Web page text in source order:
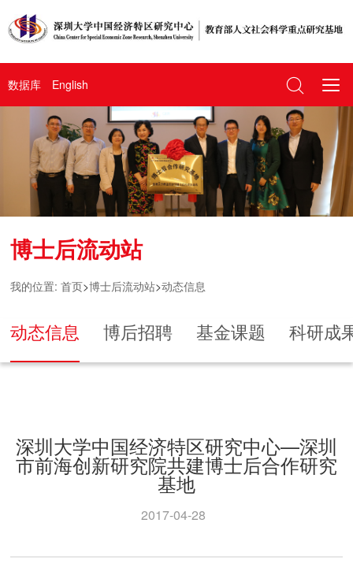
数据库 English
博士后流动站
我的位置: 首页>博士后流动站>动态信息
动态信息 博后招聘 基金课题 科研成
深圳大学中国经济特区研究中心—深圳
市前海创新研究院共建博士后合作研究
基地
2017-04-28